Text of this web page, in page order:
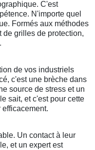
C'est
N'importe quel
Formés aux méthodes
de grilles de protection,
de vos industriels
c'est une brèche dans
source de stress et un
sait, et c'est pour cette
Un contact à leur
et un expert est